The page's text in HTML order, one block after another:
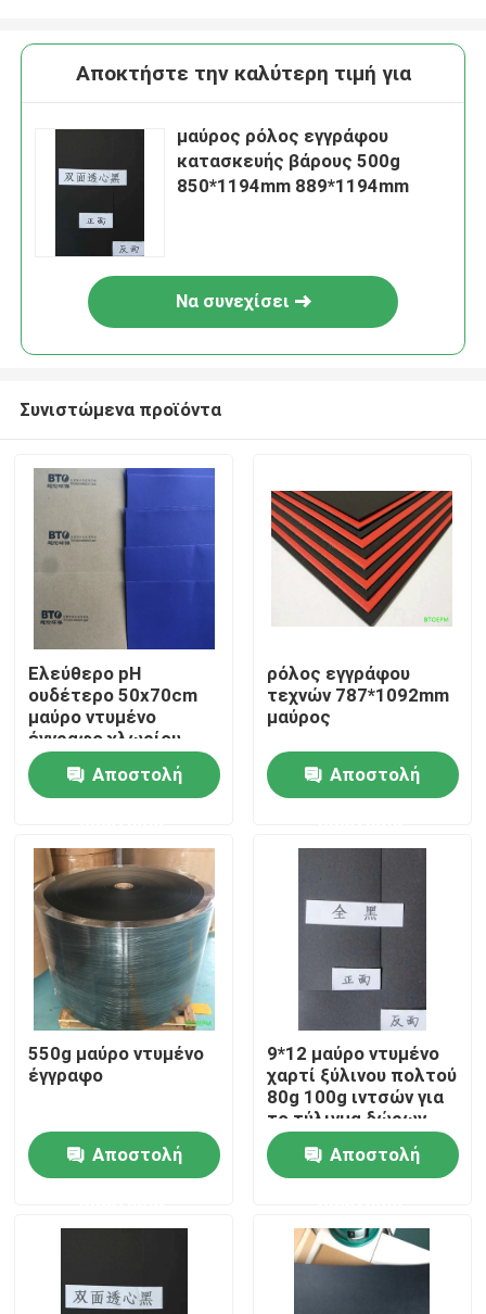
Σπίτι
Προϊόντα
Γύρος εργοστασίων
Ποιοτικός έλεγχος
Μας ελάτε σε επαφή με
Έγγραφο προστασίας δαπέδων
Προσωρινός ρόλος προστασίας πατωμάτων
Προστασία πατωμάτων εγγράφου της Kraft
Αποκτήστε την καλύτερη τιμή για
μαύρος ρόλος εγγράφου
κατασκευής βάρους 500g
850*1194mm 889*1194mm
Να συνεχίσει
Συνιστώμενα προϊόντα
Ελεύθερο pH
ουδέτερο 50x70cm
μαύρο ντυμένο
έγγραφο χλωρίου
Αποστολή
ρόλος εγγράφου
τεχνών 787*1092mm
μαύρος
Αποστολή
550g μαύρο ντυμένο
έγγραφο
Αποστολή
9*12 μαύρο ντυμένο
χαρτί ξύλινου πολτού
80g 100g ιντσών για
το τύλιγμα δώρων
Αποστολή